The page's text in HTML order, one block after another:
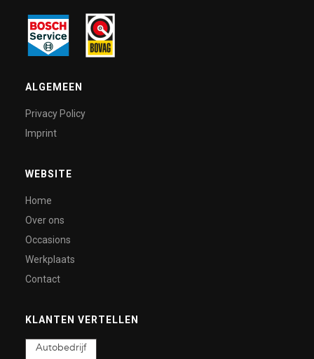
ALGEMEEN
Privacy Policy
Imprint
WEBSITE
Home
Over ons
Occasions
Werkplaats
Contact
KLANTEN VERTELLEN
Autobedrijf